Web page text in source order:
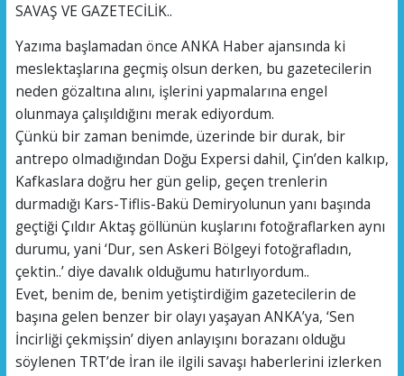
SAVAŞ VE GAZETECİLİK..
Yazıma başlamadan önce ANKA Haber ajansında ki
meslektaşlarına geçmiş olsun derken, bu gazetecilerin
neden gözaltına alını, işlerini yapmalarına engel
olunmaya çalışıldığını merak ediyordum.
Çünkü bir zaman benimde, üzerinde bir durak, bir
antrepo olmadığından Doğu Expersi dahil, Çin’den kalkıp,
Kafkaslara doğru her gün gelip, geçen trenlerin
durmadığı Kars-Tiflis-Bakü Demiryolunun yanı başında
geçtiği Çıldır Aktaş göllünün kuşlarını fotoğraflarken aynı
durumu, yani ‘Dur, sen Askeri Bölgeyi fotoğrafladın,
çektin..’ diye davalık olduğumu hatırlıyordum..
Evet, benim de, benim yetiştirdiğim gazetecilerin de
başına gelen benzer bir olayı yaşayan ANKA’ya, ‘Sen
İncirliği çekmişsin’ diyen anlayışını borazanı olduğu
söylenen TRT’de İran ile ilgili savaşı haberlerini izlerken